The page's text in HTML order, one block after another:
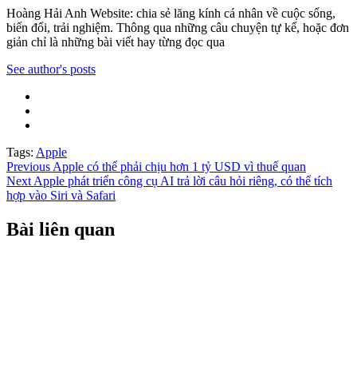
Hoàng Hải Anh Website: chia sẻ lăng kính cá nhân về cuộc sống,
biến đổi, trải nghiệm. Thông qua những câu chuyện tự kể, hoặc đơn
giản chỉ là những bài viết hay từng đọc qua
See author's posts
Tags: Apple
Post
navigation
Previous Apple có thể phải chịu hơn 1 tỷ USD vì thuế quan
Next Apple phát triển công cụ AI trả lời câu hỏi riêng, có thể tích
hợp vào Siri và Safari
Bài liên quan